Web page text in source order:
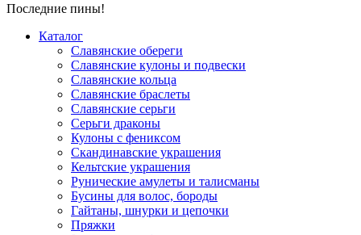
Последние пины!
Каталог
Славянские обереги
Славянские кулоны и подвески
Славянские кольца
Славянские браслеты
Славянские серьги
Серьги драконы
Кулоны с фениксом
Скандинавские украшения
Кельтские украшения
Рунические амулеты и талисманы
Бусины для волос, бороды
Гайтаны, шнурки и цепочки
Пряжки